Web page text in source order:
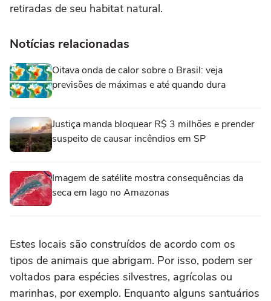
retiradas de seu habitat natural.
Notícias relacionadas
Oitava onda de calor sobre o Brasil: veja
previsões de máximas e até quando dura
Justiça manda bloquear R$ 3 milhões e prender
suspeito de causar incêndios em SP
Imagem de satélite mostra consequências da
seca em lago no Amazonas
Estes locais são construídos de acordo com os
tipos de animais que abrigam. Por isso, podem ser
voltados para espécies silvestres, agrícolas ou
marinhas, por exemplo. Enquanto alguns santuários